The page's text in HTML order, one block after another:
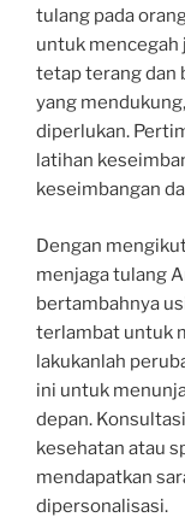
tulang pada
untuk mencegah
tetap terang dan
yang
diperlukan.
latihan
keseimbangan
Dengan
menjaga tulang
bertambahnya
terlambat untuk
lakukanlah
ini untuk
depan.
kesehatan atau
mendapatkan
dipersonalisasi.